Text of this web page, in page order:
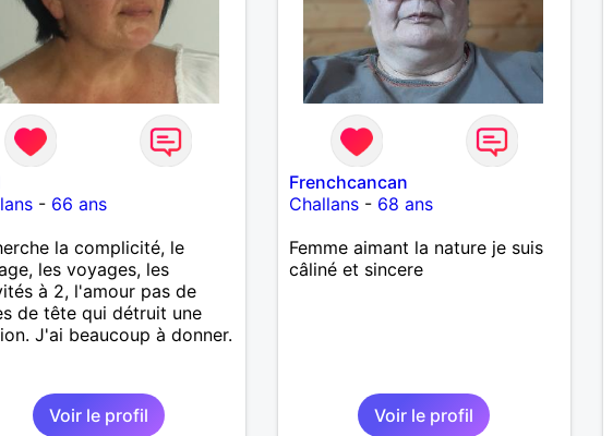
- 66 ans
la complicité, le
les voyages, les
à 2, l'amour pas de
de tête qui détruit une
J'ai beaucoup à donner.
Voir le profil
Frenchcancan
Challans- 68 ans
Femme aimant la nature je suis
câliné et sincere
Voir le profil